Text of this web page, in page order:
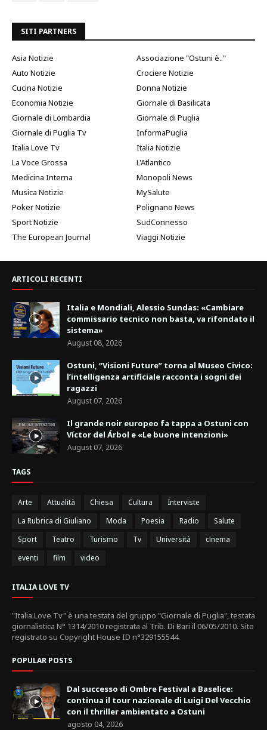
SITI PARTNERS
Asia Notizie
Associazione "Ostuni è.."
Auto Notizie
Crociere Notizie
Cucina Notizie
Donna Notizie
Economia Notizie
Giornale di Basilicata
Giornale di Lombardia
Giornale di Puglia
Giornale di Puglia Tv
InformaPuglia
Italia Love Tv
Italia Notizie
La Voce Grossa
L'Atlantico
Medicina Interna
Monopoli News
Musica Notizie
MySalute
Poker Notizie
Polignano News
Sport Notizie
SudConnesso
The European Journal
Viaggi Notizie
ARTICOLI RECENTI
Italia e Mondiali, Alessio Sundas: «Cambiare
commissario tecnico non basta, va rifondato il
sistema»
August 08, 2026
Ostuni, “Visioni Future” torna al Museo Civico:
l’intelligenza artificiale racconta i sogni dei
ragazzi
August 07, 2026
Il grande noir europeo fa tappa a Ostuni con
Víctor del Árbol e «Le buone intenzioni»
August 07, 2026
TAGS
Arte Attualità Chiesa Cultura
Interviste
La Rubrica di Giuliano
Moda Poesia Radio
Salute
Sport
Teatro Turismo Tv Università
cinema
eventi
film video
ITALIA LOVE TV
"Italia Love Tv" è una testata del gruppo "Giornale di Puglia", testata
giornalistica N° 1314/2010 registrata al Trib. Di Bari il 06/05/2010. Sito
registrato su Copyright House ID n°329155544.
POPULAR POSTS
Dal successo di Ombre Festival a Baselice:
continua il tour nazionale di Luigi Del Vecchio
con il thriller ambientato a Ostuni
agosto 04, 2026